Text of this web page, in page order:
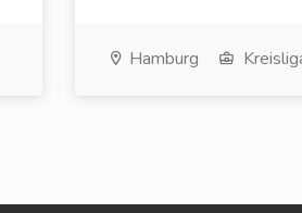
Hamburg